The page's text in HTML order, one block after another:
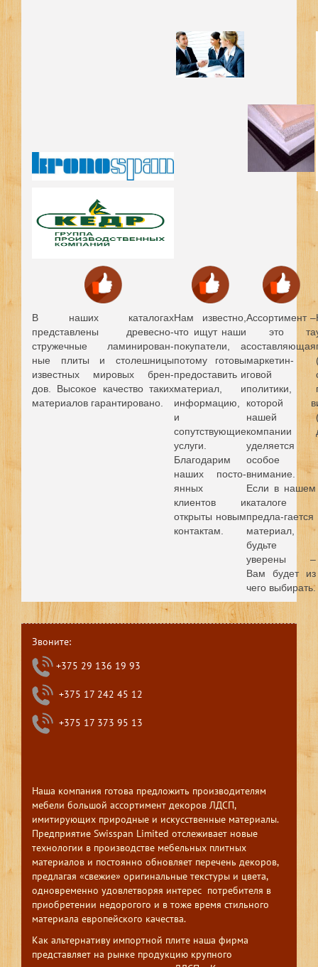
В наших каталогах
представлены древесно-
стружечные ламинирован-
ные плиты и столешницы
известных мировых брен-
дов. Высокое качество таких
материалов гарантировано.
Нам известно,
что ищут наши
покупатели, а
потому готовы
предоставить и
материал, и
информацию,
и
сопутствующие
услуги.
Благодарим
наших посто-
янных
клиентов и
открыты новым
контактам.
Ассортимент –
это та
составляющая
маркетин-
говой
политики,
которой в
нашей
компании
уделяется
особое
внимание.
Если в нашем
каталоге
предла-гается
материал,
будьте
уверены –
Вам будет из
чего выбирать.
Звоните:
+375 29 136 19 93
+375 17 242 45 12
+375 17 373 95 13
Наша компания готова предложить производителям
мебели большой ассортимент декоров ЛДСП,
имитирующих природные и искусственные материалы.
Предприятие Swisspan Limited отслеживает новые
технологии в производстве мебельных плитных
материалов и постоянно обновляет перечень декоров,
предлагая «свежие» оригинальные текстуры и цвета,
одновременно удовлетворяя интерес потребителя в
приобретении недорогого и в тоже время стильного
материала европейского качества.
Как альтернативу импортной плите наша фирма
представляет на рынке продукцию крупного